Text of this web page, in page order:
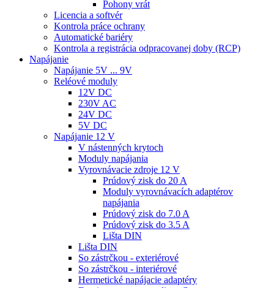
Pohony vrát
Licencia a softvér
Kontrola práce ochrany
Automatické bariéry
Kontrola a registrácia odpracovanej doby (RCP)
Napájanie
Napájanie 5V ... 9V
Reléové moduly
12V DC
230V AC
24V DC
5V DC
Napájanie 12 V
V nástenných krytoch
Moduly napájania
Vyrovnávacie zdroje 12 V
Prúdový zisk do 20 A
Moduly vyrovnávacích adaptérov
napájania
Prúdový zisk do 7.0 A
Prúdový zisk do 3.5 A
Lišta DIN
Lišta DIN
So zástrčkou - exteriérové
So zástrčkou - interiérové
Hermetické napájacie adaptéry